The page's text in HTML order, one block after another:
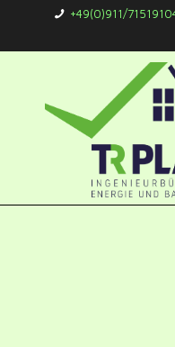
+49(0)911/